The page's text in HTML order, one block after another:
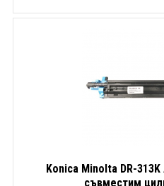
Konica Minolta DR-
съвместим